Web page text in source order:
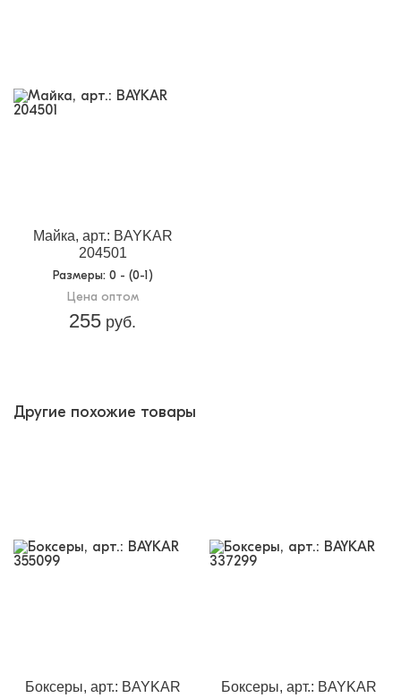
Гипоаллергенная ткань впитывает излишки влаги и
пропускает воздух. Выбирайте только самое лучшее
Майка, арт.: BAYKAR
204501
Размеры: 0 - (0-1)
Цена оптом
255 руб.
Другие похожие товары
Боксеры, арт.: BAYKAR
Боксеры, арт.: BAYKAR